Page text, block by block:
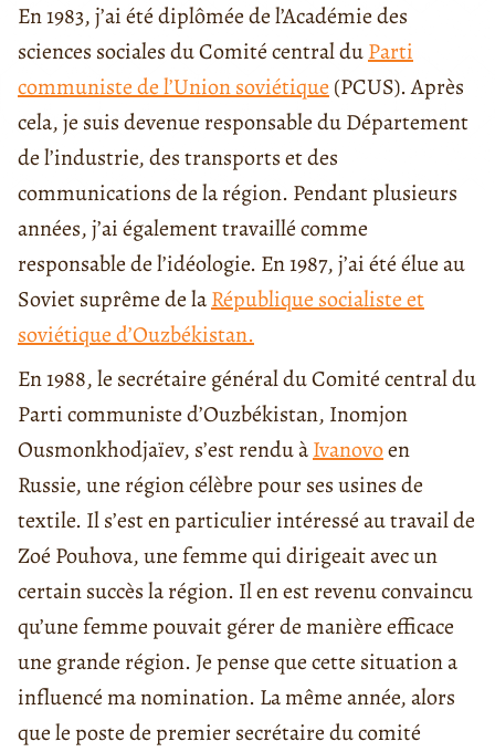
En 1983, j’ai été diplômée de l’Académie des
sciences sociales du Comité central duParti
communiste de l’Union soviétique(PCUS). Après
cela, je suis devenue responsable du Département
de l’industrie, des transports et des
communications de la région. Pendant plusieurs
années, j’ai également travaillé comme
responsable de l’idéologie. En 1987, j’ai été élue au
Soviet suprême de laRépublique socialiste et
soviétique d’Ouzbékistan.
En 1988, le secrétaire général du Comité central du
Parti communiste d’Ouzbékistan, Inomjon
Ousmonkhodjaïev, s’est rendu àIvanovoen
Russie, une région célèbre pour ses usines de
textile. Il s’est en particulier intéressé au travail de
Zoé Pouhova, une femme qui dirigeait avec un
certain succès la région. Il en est revenu convaincu
qu’une femme pouvait gérer de manière efficace
une grande région. Je pense que cette situation a
influencé ma nomination. La même année, alors
que le poste de premier secrétaire du comité